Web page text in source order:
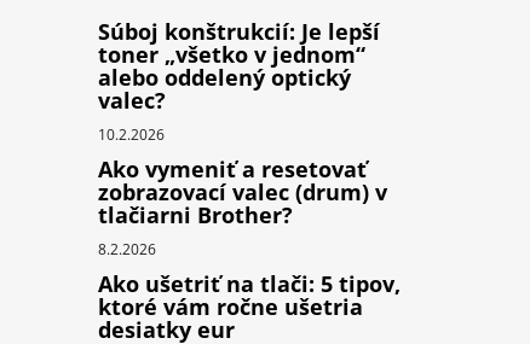
Súboj konštrukcií: Je lepší
toner „všetko v jednom“
alebo oddelený optický
valec?
10.2.2026
Ako vymeniť a resetovať
zobrazovací valec (drum) v
tlačiarni Brother?
8.2.2026
Ako ušetriť na tlači: 5 tipov,
ktoré vám ročne ušetria
desiatky eur